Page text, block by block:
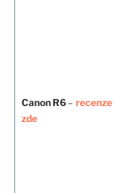
Canon R6– recenze
zde